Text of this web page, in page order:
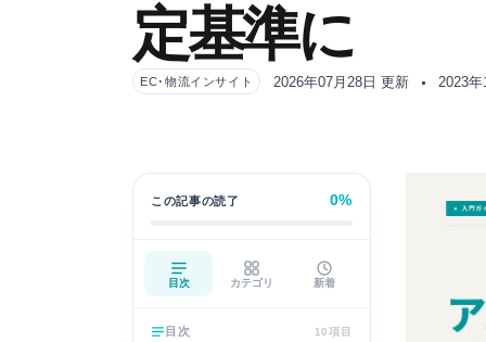
定基準に
EC･物流インサイト 2026年07月28日 更新 2023
この記事の読了 0%
目次 カテゴリ 新着
目次 10項目